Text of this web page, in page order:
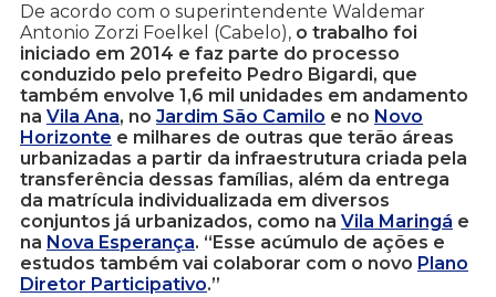
De acordo com o superintendente Waldemar
Antonio Zorzi Foelkel (Cabelo), o trabalho foi
iniciado em 2014 e faz parte do processo
conduzido pelo prefeito Pedro Bigardi, que
também envolve 1,6 mil unidades em andamento
na Vila Ana, no Jardim São Camilo e no Novo
Horizonte e milhares de outras que terão áreas
urbanizadas a partir da infraestrutura criada pela
transferência dessas famílias, além da entrega
da matrícula individualizada em diversos
conjuntos já urbanizados, como na Vila Maringá e
na Nova Esperança. “Esse acúmulo de ações e
estudos também vai colaborar com o novo Plano
Diretor Participativo.”